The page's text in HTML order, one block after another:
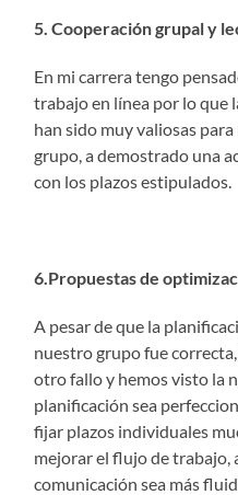
5. Cooperación grupal y
En mi carrera tengo
trabajo en línea por lo que
han sido muy valiosas
grupo, a demostrado una
con los plazos estipulados.
6.Propuestas de
A pesar de que la
nuestro grupo fue
otro fallo y hemos visto la
planificación sea
fijar plazos individuales
mejorar el flujo de trabajo,
comunicación sea más